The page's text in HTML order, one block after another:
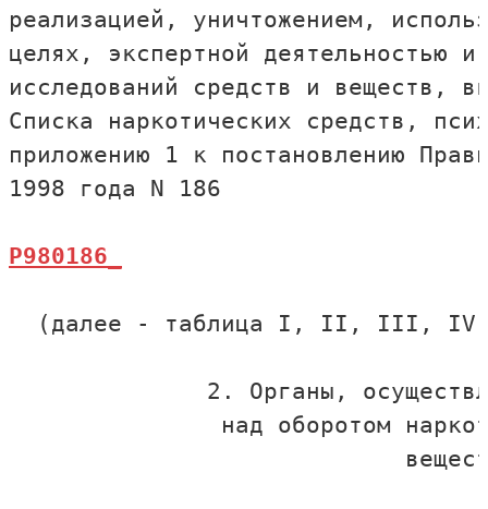
реализацией, уничтожением,
целях, экспертной деятельностью
исследований средств и
Списка наркотических средств,
приложению 1 к постановлению
(далее - таблица I, II, III, IV
2. Органы,
над оборотом